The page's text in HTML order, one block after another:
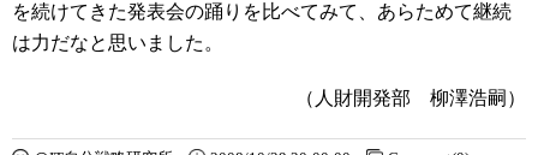
を続けてきた発表会の踊りを比べてみて、あらためて継続
は力だなと思いました。
（人財開発部 柳澤浩嗣）